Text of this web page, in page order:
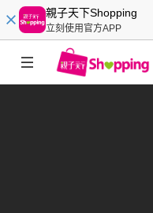
親子天下Shopping
立刻使用官方APP